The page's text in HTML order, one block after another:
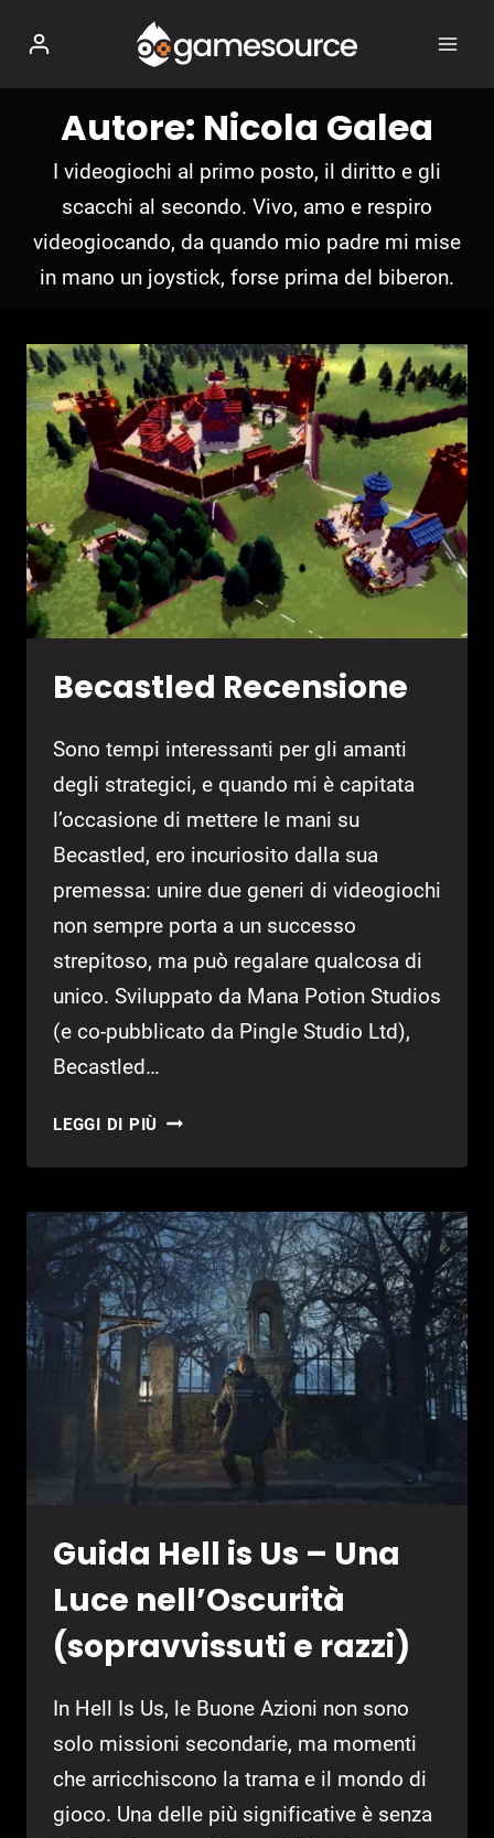
contenuto
Autore: Nicola Galea
I videogiochi al primo posto, il diritto e gli
scacchi al secondo. Vivo, amo e respiro
videogiocando, da quando mio padre mi mise
in mano un joystick, forse prima del biberon.
Becastled Recensione
Sono tempi interessanti per gli amanti
degli strategici, e quando mi è capitata
l’occasione di mettere le mani su
Becastled, ero incuriosito dalla sua
premessa: unire due generi di videogiochi
non sempre porta a un successo
strepitoso, ma può regalare qualcosa di
unico. Sviluppato da Mana Potion Studios
(e co-pubblicato da Pingle Studio Ltd),
Becastled…
LEGGI DI PIÙ BECASTLED
Guida Hell is Us – Una
Luce nell’Oscurità
(sopravvissuti e razzi)
In Hell Is Us, le Buone Azioni non sono
solo missioni secondarie, ma momenti
che arricchiscono la trama e il mondo di
gioco. Una delle più significative è senza